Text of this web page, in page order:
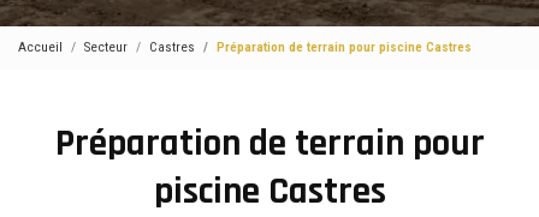
Accueil Secteur Castres Préparation de terrain pour piscine Castres
Préparation de terrain pour
piscine Castres